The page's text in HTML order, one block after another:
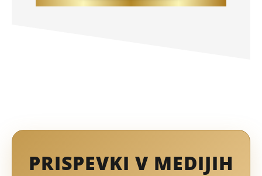
PRISPEVKI V MEDIJIH